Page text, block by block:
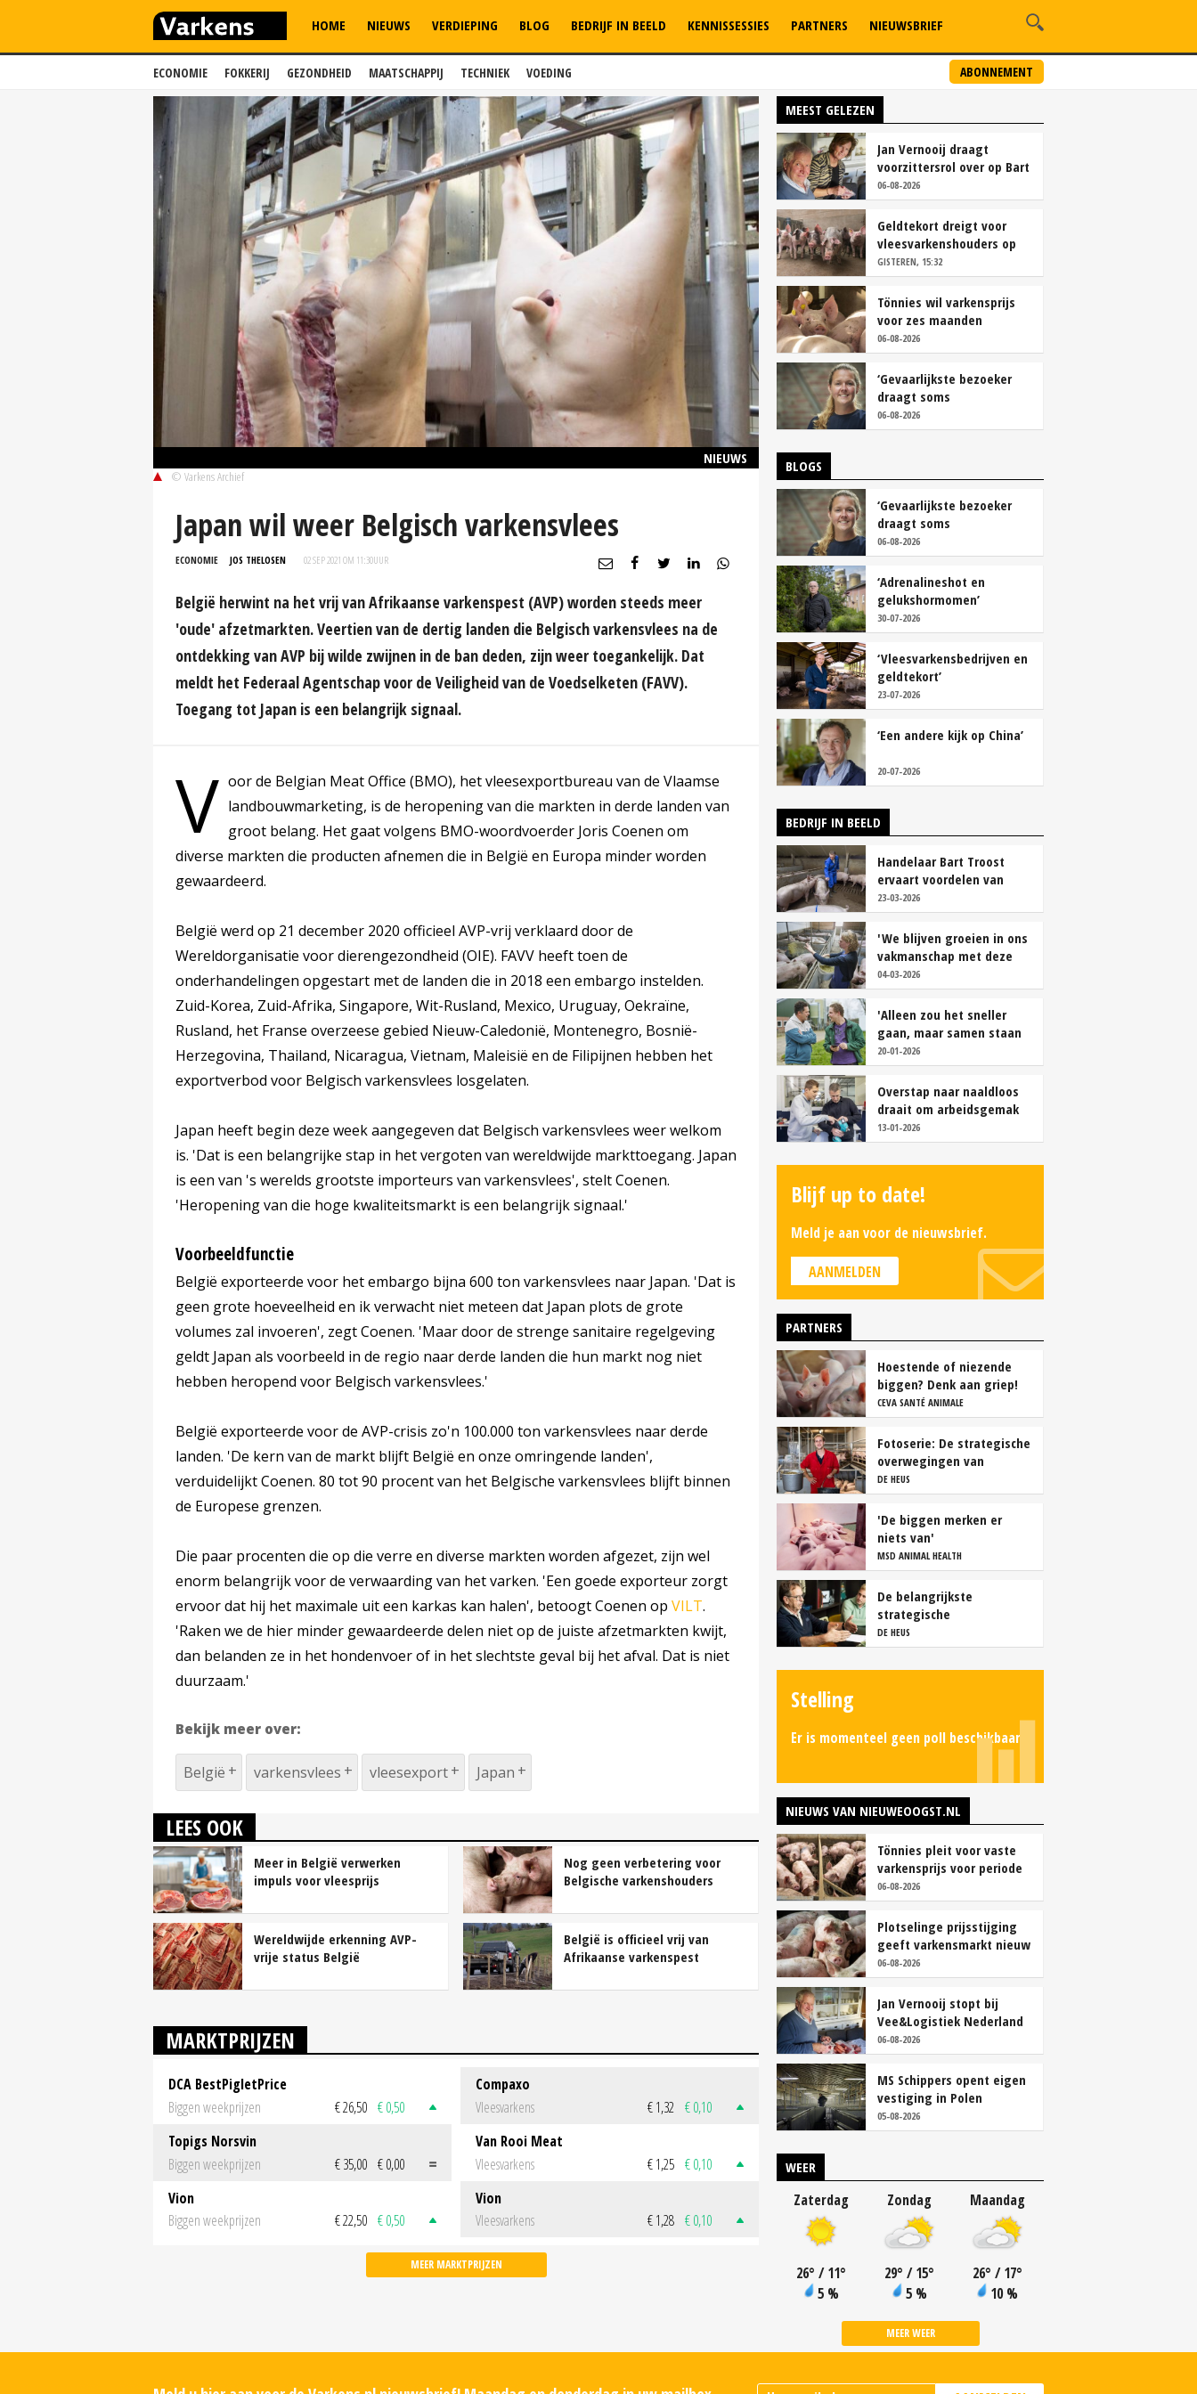
ECONOMIE FOKKERIJ GEZONDHEID MAATSCHAPPIJ TECHNIEK VOEDING ABONNEMENT
HOME NIEUWS VERDIEPING BLOG BEDRIJF IN BEELD KENNISSESSIES PARTNERS NIEUWSBRIEF
NIEUWS
© Varkens Archief
Japan wil weer Belgisch varkensvlees
ECONOMIE JOS THELOSEN 02 SEP 2021 OM 11:30UUR
België herwint na het vrij van Afrikaanse varkenspest (AVP) worden steeds meer
'oude' afzetmarkten. Veertien van de dertig landen die Belgisch varkensvlees na de
ontdekking van AVP bij wilde zwijnen in de ban deden, zijn weer toegankelijk. Dat
meldt het Federaal Agentschap voor de Veiligheid van de Voedselketen (FAVV).
Toegang tot Japan is een belangrijk signaal.
V oor de Belgian Meat Office (BMO), het vleesexportbureau van de Vlaamse
landbouwmarketing, is de heropening van die markten in derde landen van
groot belang. Het gaat volgens BMO-woordvoerder Joris Coenen om
diverse markten die producten afnemen die in België en Europa minder worden
gewaardeerd.
België werd op 21 december 2020 officieel AVP-vrij verklaard door de
Wereldorganisatie voor dierengezondheid (OIE). FAVV heeft toen de
onderhandelingen opgestart met de landen die in 2018 een embargo instelden.
Zuid-Korea, Zuid-Afrika, Singapore, Wit-Rusland, Mexico, Uruguay, Oekraïne,
Rusland, het Franse overzeese gebied Nieuw-Caledonië, Montenegro, Bosnië-
Herzegovina, Thailand, Nicaragua, Vietnam, Maleisië en de Filipijnen hebben het
exportverbod voor Belgisch varkensvlees losgelaten.
Japan heeft begin deze week aangegeven dat Belgisch varkensvlees weer welkom
is. 'Dat is een belangrijke stap in het vergoten van wereldwijde markttoegang. Japan
is een van 's werelds grootste importeurs van varkensvlees', stelt Coenen.
'Heropening van die hoge kwaliteitsmarkt is een belangrijk signaal.'
Voorbeeldfunctie
België exporteerde voor het embargo bijna 600 ton varkensvlees naar Japan. 'Dat is
geen grote hoeveelheid en ik verwacht niet meteen dat Japan plots de grote
volumes zal invoeren', zegt Coenen. 'Maar door de strenge sanitaire regelgeving
geldt Japan als voorbeeld in de regio naar derde landen die hun markt nog niet
hebben heropend voor Belgisch varkensvlees.'
België exporteerde voor de AVP-crisis zo'n 100.000 ton varkensvlees naar derde
landen. 'De kern van de markt blijft België en onze omringende landen',
verduidelijkt Coenen. 80 tot 90 procent van het Belgische varkensvlees blijft binnen
de Europese grenzen.
Die paar procenten die op die verre en diverse markten worden afgezet, zijn wel
enorm belangrijk voor de verwaarding van het varken. 'Een goede exporteur zorgt
ervoor dat hij het maximale uit een karkas kan halen', betoogt Coenen op VILT.
'Raken we de hier minder gewaardeerde delen niet op de juiste afzetmarkten kwijt,
dan belanden ze in het hondenvoer of in het slechtste geval bij het afval. Dat is niet
duurzaam.'
Bekijk meer over:
België varkensvlees vleesexport Japan
LEES OOK
Meer in België verwerken
impuls voor vleesprijs
Nog geen verbetering voor
Belgische varkenshouders
Wereldwijde erkenning AVP-
vrije status België
België is officieel vrij van
Afrikaanse varkenspest
MARKTPRIJZEN
DCA BestPigletPrice
Biggen weekprijzen
€ 26,50 € 0,50
Topigs Norsvin
Biggen weekprijzen
€ 35,00 € 0,00
Vion
Biggen weekprijzen
€ 22,50 € 0,50
Compaxo
Vleesvarkens
€ 1,32 € 0,10
Van Rooi Meat
Vleesvarkens
€ 1,25 € 0,10
Vion
Vleesvarkens
€ 1,28 € 0,10
MEER MARKTPRIJZEN
MEEST GELEZEN
Jan Vernooij draagt
voorzittersrol over op Bart
Camps
06-08-2026
Geldtekort dreigt voor
vleesvarkenshouders op
vrije markt
GISTEREN, 15:32
Tönnies wil varkensprijs
voor zes maanden
vastleggen
06-08-2026
‘Gevaarlijkste bezoeker
draagt soms
overschoenen’
06-08-2026
BLOGS
‘Gevaarlijkste bezoeker
draagt soms
overschoenen’
06-08-2026
‘Adrenalineshot en
gelukshormomen’
30-07-2026
‘Vleesvarkensbedrijven en
geldtekort’
23-07-2026
‘Een andere kijk op China’
20-07-2026
BEDRIJF IN BEELD
Handelaar Bart Troost
ervaart voordelen van
coöperatieve voerfusie
23-03-2026
'We blijven groeien in ons
vakmanschap met deze
teamaanpak'
04-03-2026
'Alleen zou het sneller
gaan, maar samen staan
we stukken sterker'
20-01-2026
Overstap naar naaldloos
draait om arbeidsgemak
en diervriendelijkheid
13-01-2026
Blijf up to date!
Meld je aan voor de nieuwsbrief.
AANMELDEN
PARTNERS
Hoestende of niezende
biggen? Denk aan griep!
CEVA SANTÉ ANIMALE
Fotoserie: De strategische
overwegingen van
varkensbedrijf Gerrits
DE HEUS
'De biggen merken er
niets van'
MSD ANIMAL HEALTH
De belangrijkste
strategische
overwegingen van
vleesvarkenshouders
DE HEUS
Stelling
Er is momenteel geen poll beschikbaar.
NIEUWS VAN NIEUWEOOGST.NL
Tönnies pleit voor vaste
varkensprijs voor periode
van zes maanden
06-08-2026
Plotselinge prijsstijging
geeft varkensmarkt nieuw
perspectief
06-08-2026
Jan Vernooij stopt bij
Vee&Logistiek Nederland
06-08-2026
MS Schippers opent eigen
vestiging in Polen
05-08-2026
WEER
Zaterdag
26° / 11°
5 %
Zondag
29° / 15°
5 %
Maandag
26° / 17°
10 %
MEER WEER